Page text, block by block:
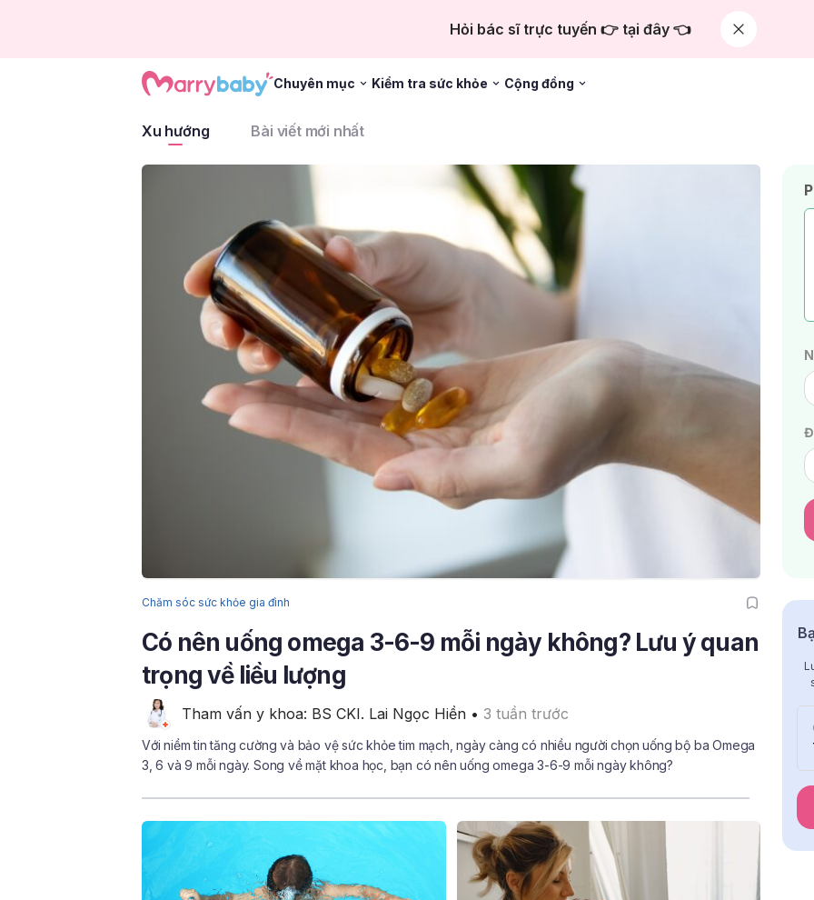
Hỏi bác sĩ trực tuyến 👉 tại đây 👈
Chuyên mục Kiểm tra sức khỏe Cộng đồng
Xu hướng Bài viết mới nhất
Chăm sóc sức khỏe gia đình
Có nên uống omega 3-6-9 mỗi ngày không? Lưu ý quan
trọng về liều lượng
Tham vấn y khoa: BS CKI. Lai Ngọc Hiền • 3 tuần trước
Với niềm tin tăng cường và bảo vệ sức khỏe tim mạch, ngày càng có nhiều người chọn uống bộ ba Omega
3, 6 và 9 mỗi ngày. Song về mặt khoa học, bạn có nên uống omega 3-6-9 mỗi ngày không?